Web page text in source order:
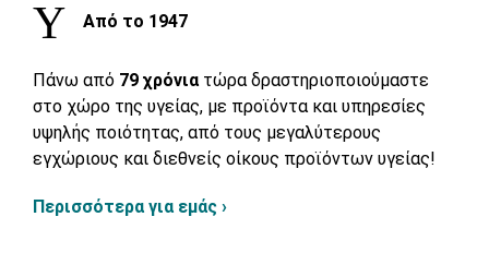
Από το 1947
Πάνω από 79 χρόνια τώρα δραστηριοποιούμαστε
στο χώρο της υγείας, με προϊόντα και υπηρεσίες
υψηλής ποιότητας, από τους μεγαλύτερους
εγχώριους και διεθνείς οίκους προϊόντων υγείας!
Περισσότερα για εμάς ›